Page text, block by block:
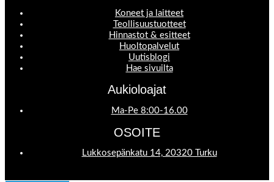
Koneet ja laitteet
Teollisuustuotteet
Hinnastot & esitteet
Huoltopalvelut
Uutisblogi
Hae sivuilta
Aukioloajat
Ma-Pe 8:00-16.00
OSOITE
Lukkosepänkatu 14, 20320 Turku